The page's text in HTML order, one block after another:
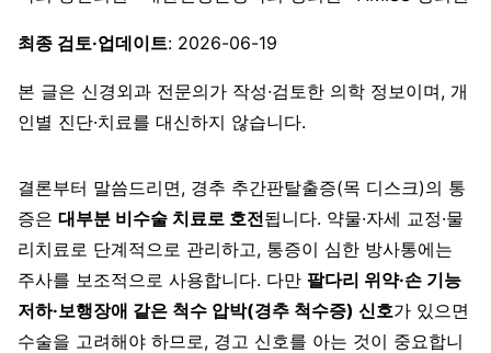
최종 검토·업데이트: 2026-06-19
본 글은 신경외과 전문의가 작성·검토한 의학 정보이며, 개
인별 진단·치료를 대신하지 않습니다.
결론부터 말씀드리면, 경추 추간판탈출증(목 디스크)의 통
증은 대부분 비수술 치료로 호전됩니다. 약물·자세 교정·물
리치료로 단계적으로 관리하고, 통증이 심한 방사통에는
주사를 보조적으로 사용합니다. 다만 팔다리 위약·손 기능
저하·보행장애 같은 척수 압박(경추 척수증) 신호가 있으면
수술을 고려해야 하므로, 경고 신호를 아는 것이 중요합니